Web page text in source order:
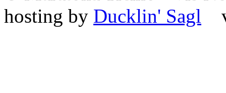
hosting by Ducklin' Sagl